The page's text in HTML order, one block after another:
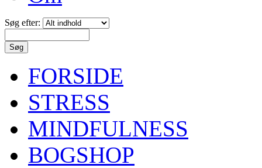
Søg efter:
FORSIDE
STRESS
MINDFULNESS
BOGSHOP